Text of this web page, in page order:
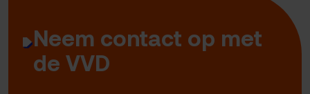
Neem contact op met
de VVD